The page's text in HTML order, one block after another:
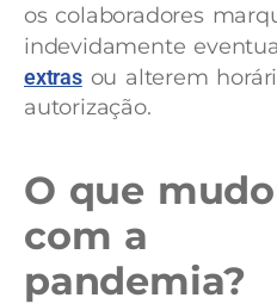
os colaboradores
indevidamente
extrasou alterem
autorização.
O que
com a
pandemia?